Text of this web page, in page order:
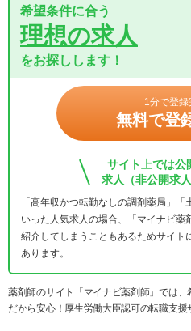
希望条件に合う
理想の求人
をお探しします！
1分で登録
無料で登
サイト上では公
求人（非公開求
「高年収かつ転勤なしの調剤薬局」
いった人気求人の場合、「マイナビ
紹介してしまうこともあるためサイト
あります。
薬剤師のサイト「マイナビ薬剤師」では
だから安心！厚生労働大臣認可の転職支援